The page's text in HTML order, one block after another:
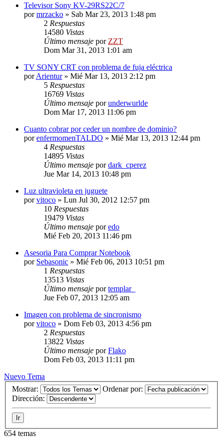
Televisor Sony KV-29RS22C/7
pormrzacko » Sab Mar 23, 2013 1:48 pm
2 Respuestas
14580 Vistas
Último mensaje por ZZT
Dom Mar 31, 2013 1:01 am
TV SONY CRT con problema de fuja eléctrica
porArientur» Mié Mar 13, 2013 2:12 pm
5 Respuestas
16769 Vistas
Último mensaje porunderwurlde
Dom Mar 17, 2013 11:06 pm
Cuanto cobrar por ceder un nombre de dominio?
porenfermomenTALDO » Mié Mar 13, 2013 12:44 pm
4 Respuestas
14895 Vistas
Último mensaje pordark_cperez
Jue Mar 14, 2013 10:48 pm
Luz ultravioleta en juguete
porvitoco » Lun Jul 30, 2012 12:57 pm
10 Respuestas
19479 Vistas
Último mensaje poredo
Mié Feb 20, 2013 11:46 pm
Asesoria Para Comprar Notebook
por Sebasonic » Mié Feb 06, 2013 10:51 pm
1 Respuestas
13513 Vistas
Último mensaje portemplar_
Jue Feb 07, 2013 12:05 am
Imagen con problema de sincronismo
porvitoco » Dom Feb 03, 2013 4:56 pm
2 Respuestas
13822 Vistas
Último mensaje porFlako
Dom Feb 03, 2013 11:11 pm
Nuevo Tema
Mostrar:
Ordenar por:
Dirección:
654 temas